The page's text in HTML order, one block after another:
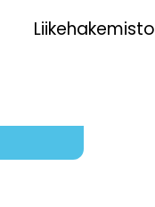
Liikehakemisto